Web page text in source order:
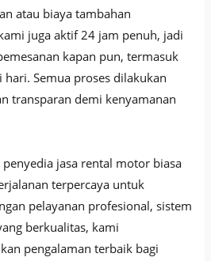
atau biaya tambahan
juga aktif 24 jam penuh, jadi
kapan pun, termasuk
Semua proses dilakukan
transparan demi kenyamanan
jasa rental motor biasa
terpercaya untuk
pelayanan profesional, sistem
berkualitas, kami
pengalaman terbaik bagi